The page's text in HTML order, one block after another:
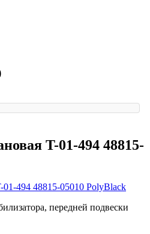
T-01-494 48815-
передней подвески